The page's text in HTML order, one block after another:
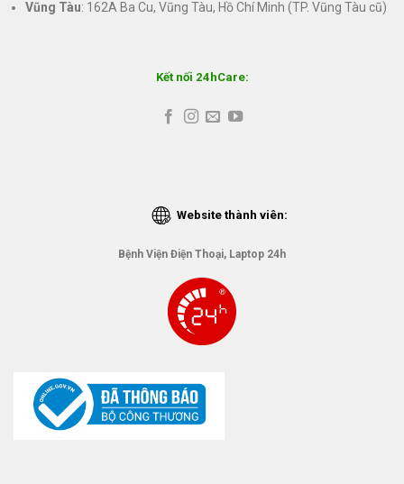
Vũng Tàu: 162A Ba Cu, Vũng Tàu, Hồ Chí Minh (TP. Vũng Tàu cũ)
Kết nối 24hCare:
Website thành viên:
Bệnh Viện Điện Thoại, Laptop 24h